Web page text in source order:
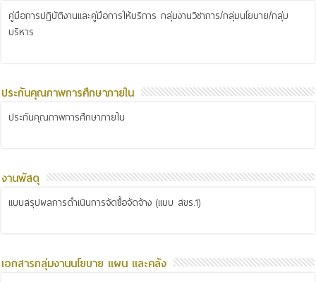
คู่มือการปฏิบัติงานและคู่มือการให้บริการ กลุ่มงานวิชาการ/กลุ่มนโยบาย/กลุ่ม
บริหาร
ประกันคุณภาพการศึกษาภายใน
ประกันคุณภาพการศึกษาภายใน
งานพัสดุ
แบบสรุปผลการดำเนินการจัดซื้อจัดจ้าง (แบบ สขร.1)
เอกสารกลุ่มงานนโยบาย แผน และคลัง